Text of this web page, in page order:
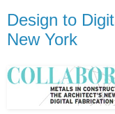
Design to
New York